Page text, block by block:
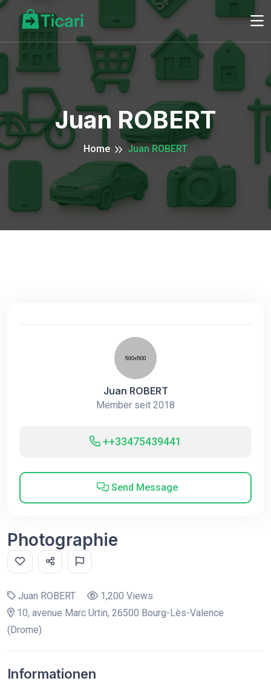
Juan ROBERT
Home Juan ROBERT
Juan ROBERT
Member seit 2018
++33475439441
Send Message
Photographie
Juan ROBERT
1,200 Views
10, avenue Marc Urtin, 26500 Bourg-Lès-Valence
(Drome)
Informationen